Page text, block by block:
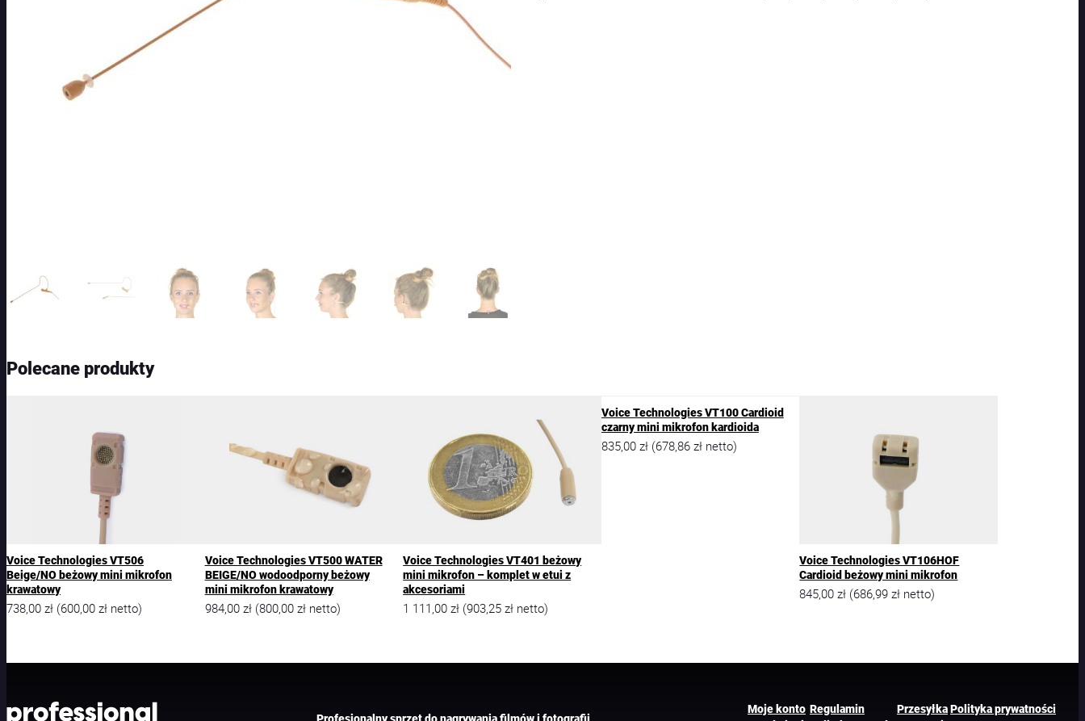
Polecane produkty
Voice Technologies VT506
Beige/NO beżowy mini mikrofon
krawatowy
738,00 zł (600,00 zł netto)
Voice Technologies VT500 WATER
BEIGE/NO wodoodporny beżowy
mini mikrofon krawatowy
984,00 zł (800,00 złnetto)
Voice Technologies VT401 beżowy
mini mikrofon – komplet w etui z
akcesoriami
1 111,00zł (903,25zł netto)
Voice Technologies VT100 Cardioid
czarny mini mikrofon kardioida
835,00 zł (678,86 złnetto)
Voice Technologies VT106HOF
Cardioid beżowy mini mikrofon
845,00zł (686,99zł netto)
Moje konto Regulamin
PrzesyłkaPolityka prywatności